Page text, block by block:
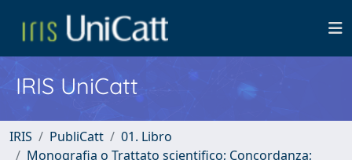
IRIS UniCatt
IRIS PubliCatt
01. Libro
Monografia o Trattato scientifico; Concordanza;